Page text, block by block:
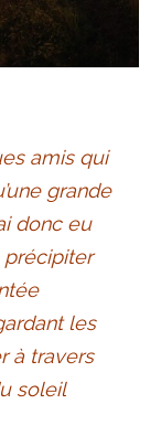
amis qui
grande
donc eu
les
à travers
soleil